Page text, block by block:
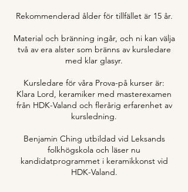
Rekommenderad ålder för tillfället är 15 år.
Material och bränning ingår, och ni kan välja
två av era alster som bränns av kursledare
med klar glasyr.
Kursledare för våra Prova-på kurser är:
Klara Lord, keramiker med masterexamen
från HDK-Valand och flerårig erfarenhet av
kursledning.
Benjamin Ching utbildad vid Leksands
folkhögskola och läser nu
kandidatprogrammet i keramikkonst vid